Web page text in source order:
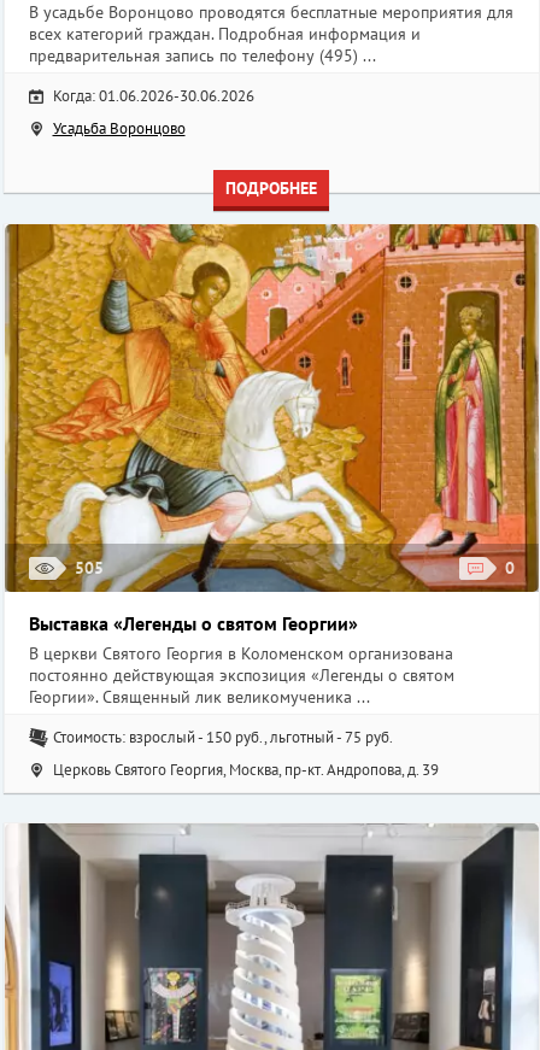
В усадьбе Воронцово проводятся бесплатные мероприятия для
всех категорий граждан. Подробная информация и
предварительная запись по телефону (495) ...
Когда: 01.06.2026-30.06.2026
Усадьба Воронцово
ПОДРОБНЕЕ
505 0
Выставка «Легенды о святом Георгии»
В церкви Святого Георгия в Коломенском организована
постоянно действующая экспозиция «Легенды о святом
Георгии». Священный лик великомученика ...
Стоимость: взрослый - 150 руб., льготный - 75 руб.
Церковь Святого Георгия, Москва, пр-кт. Андропова, д. 39